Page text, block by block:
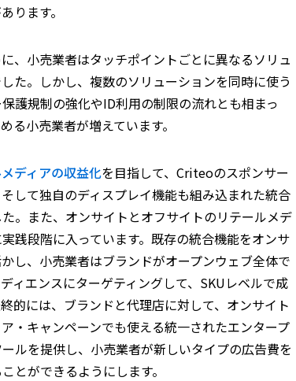
ります。
、小売業者はタッチポイントごとに異なるソリュ
た。しかし、複数のソリューションを同時に使う
護規制の強化やID利用の制限の流れとも相まっ
る小売業者が増えています。
ディアの収益化を目指して、Criteoのスポンサー
して独自のディスプレイ機能も組み込まれた統合
。また、オンサイトとオフサイトのリテールメデ
践段階に入っています。既存の統合機能をオンサ
し、小売業者はブランドがオープンウェブ全体で
ィエンスにターゲティングして、SKUレベルで成
的には、ブランドと代理店に対して、オンサイト
・キャンペーンでも使える統一されたエンタープ
ルを提供し、小売業者が新しいタイプの広告費を
とができるようにします。